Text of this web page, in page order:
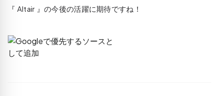
『 Altair 』の今後の活躍に期待ですね！